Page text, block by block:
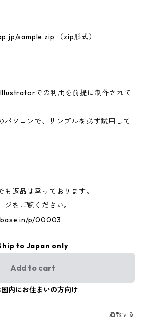
sample.zip （zip形式）
での利用を前提に制作されて
ソコンで、サンプルを必ず試用して
も返品は承っております。
ジをご覧ください。
p/00003
to Japan only
Add to cart
国内にお住まいの方向け
通報する